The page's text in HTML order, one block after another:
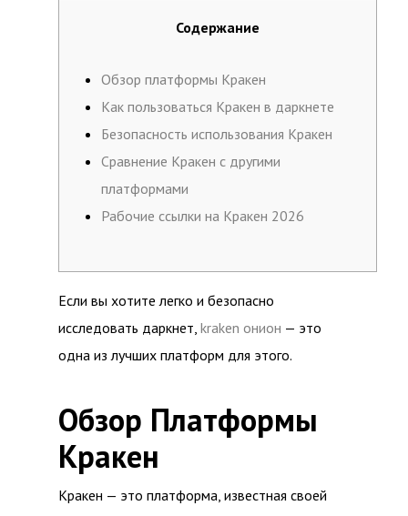
Содержание
Обзор платформы Кракен
Как пользоваться Кракен в даркнете
Безопасность использования Кракен
Сравнение Кракен с другими
платформами
Рабочие ссылки на Кракен 2026
Если вы хотите легко и безопасно
исследовать даркнет, kraken онион — это
одна из лучших платформ для этого.
Обзор Платформы
Кракен
Кракен — это платформа, известная своей